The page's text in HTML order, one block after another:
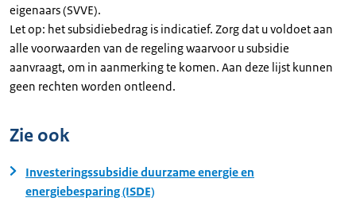
eigenaars (SVVE).
Let op: het subsidiebedrag is indicatief. Zorg dat u voldoet aan
alle voorwaarden van de regeling waarvoor u subsidie
aanvraagt, om in aanmerking te komen. Aan deze lijst kunnen
geen rechten worden ontleend.
Zie ook
Investeringssubsidie duurzame energie en
energiebesparing (ISDE)